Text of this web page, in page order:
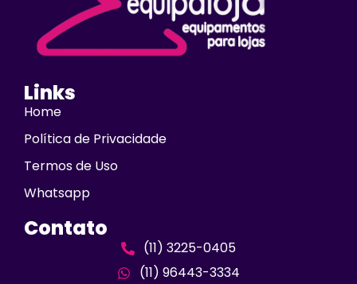
Links
Home
Política de Privacidade
Termos de Uso
Whatsapp
Contato
(11) 3225-0405
(11) 96443-3334